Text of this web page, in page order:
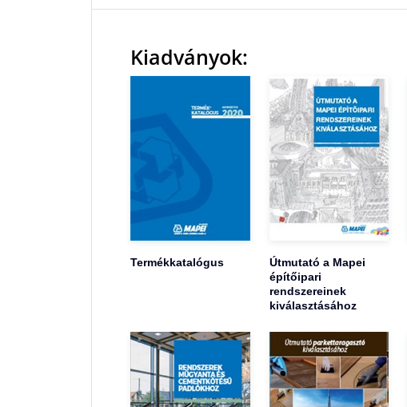
Kiadványok:
Termékkatalógus
Útmutató a Mapei
építőipari
rendszereinek
kiválasztásához